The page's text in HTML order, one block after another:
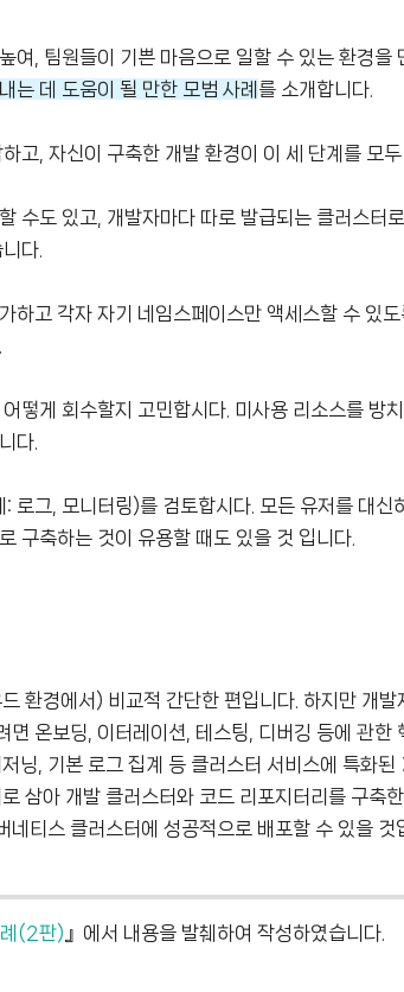
여, 팀원들이 기쁜 마음으로 일할 수 있는 환경을
는 데 도움이 될 만한 모범 사례 를 소개합니다.
고, 자신이 구축한 개발 환경이 이 세 단계를 모
수도 있고, 개발자마다 따로 발급되는 클러스터
다.
하고 각자 자기 네임스페이스만 액세스할 수 있
게 회수할지 고민합시다. 미사용 리소스를 방
다.
그, 모니터링)를 검토합시다. 모든 유저를 대신
구축하는 것이 유용할 때도 있을 것 입니다.
환경에서) 비교적 간단한 편입니다. 하지만 개발
온보딩, 이터레이션, 테스팅, 디버깅 등에 관한
닝, 기본 로그 집계 등 클러스터 서비스에 특화
삼아 개발 클러스터와 코드 리포지터리를 구축
티스 클러스터에 성공적으로 배포할 수 있을 것
례(2판) 』에서 내용을 발췌하여 작성하였습니다.